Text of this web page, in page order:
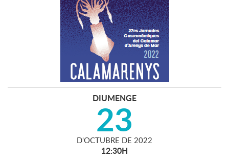
DIUMENGE
23
D'OCTUBRE DE 2022
12:30H